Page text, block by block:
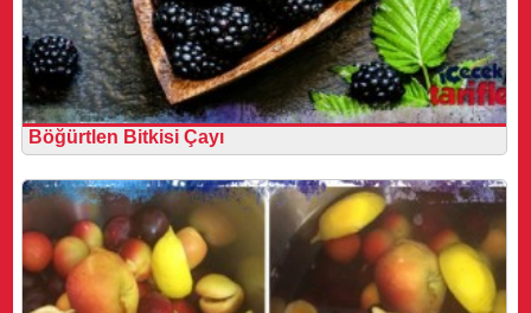
Böğürtlen Bitkisi Çayı